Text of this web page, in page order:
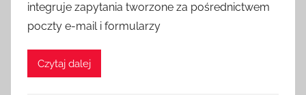
integruje zapytania tworzone za pośrednictwem
poczty e-mail i formularzy
Czytaj dalej